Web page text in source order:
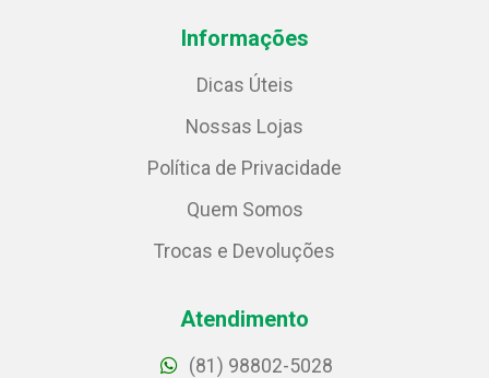
Informações
Dicas Úteis
Nossas Lojas
Política de Privacidade
Quem Somos
Trocas e Devoluções
Atendimento
(81) 98802-5028